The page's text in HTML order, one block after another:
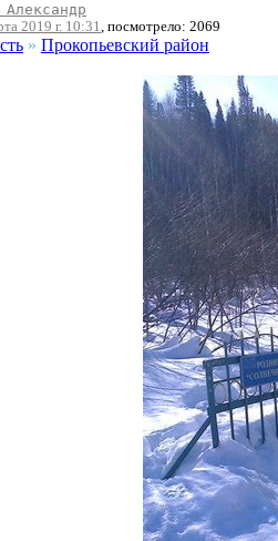
2019 г. 10:31, посмотрело: 2069
» Прокопьевский район